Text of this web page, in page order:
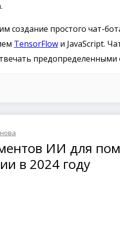
создание простого чат-
TensorFlow и JavaScript.
предопределенными
ИИ для
в 2024 году